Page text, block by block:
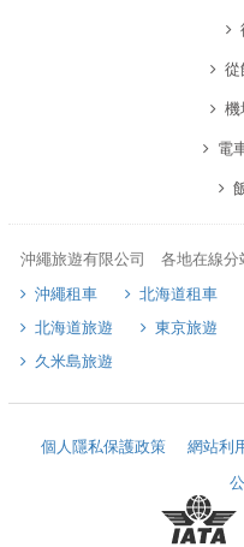
從
機
電
沖繩旅遊有限公司 各地在線分
沖繩租車
北海道租車
北海道旅遊
東京旅遊
久米島旅遊
個人隱私保護政策 網站利